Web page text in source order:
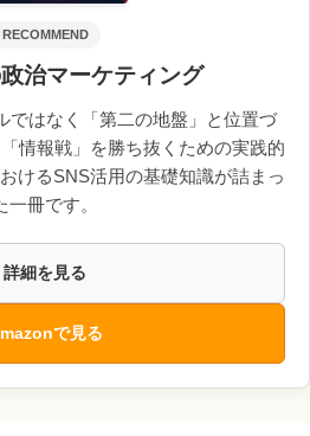
RECOMMEND
治マーケティング
ではなく「第二の地盤」と位置づ
情報戦」を勝ち抜くための実践的
けるSNS活用の基礎知識が詰まっ
一冊です。
詳細を見る
で見る